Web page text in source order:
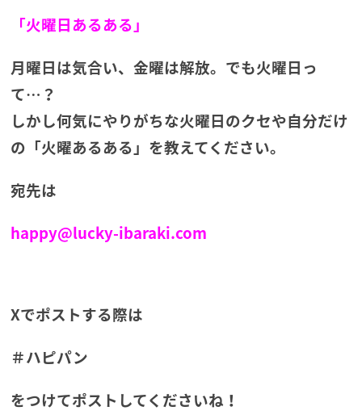
「火曜日あるある」
月曜日は気合い、金曜は解放。でも火曜日っ
て…？
しかし何気にやりがちな火曜日のクセや自分だけ
の「火曜あるある」を教えてください。
宛先は
happy@lucky-ibaraki.com
Xでポストする際は
＃ハピパン
をつけてポストしてくださいね！